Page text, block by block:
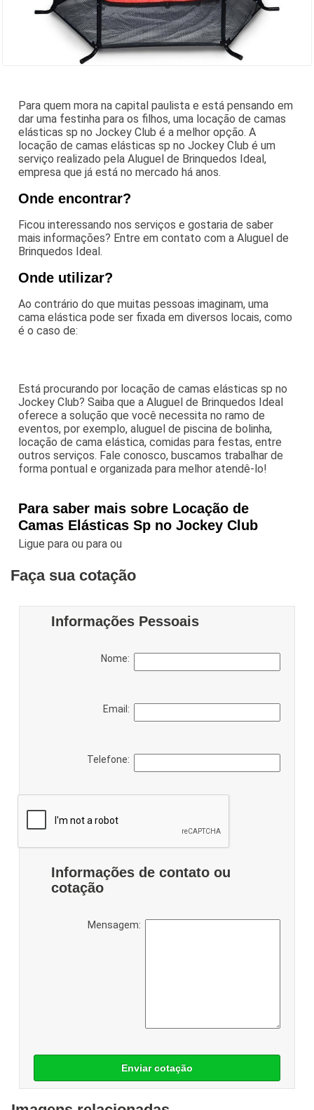
Para quem mora na capital paulista e está pensando em
dar uma festinha para os filhos, uma locação de camas
elásticas sp no Jockey Club é a melhor opção. A
locação de camas elásticas sp no Jockey Club é um
serviço realizado pela Aluguel de Brinquedos Ideal,
empresa que já está no mercado há anos.
Onde encontrar?
Ficou interessando nos serviços e gostaria de saber
mais informações? Entre em contato com a Aluguel de
Brinquedos Ideal.
Onde utilizar?
Ao contrário do que muitas pessoas imaginam, uma
cama elástica pode ser fixada em diversos locais, como
é o caso de:
Está procurando por locação de camas elásticas sp no
Jockey Club? Saiba que a Aluguel de Brinquedos Ideal
oferece a solução que você necessita no ramo de
eventos, por exemplo, aluguel de piscina de bolinha,
locação de cama elástica, comidas para festas, entre
outros serviços. Fale conosco, buscamos trabalhar de
forma pontual e organizada para melhor atendê-lo!
Para saber mais sobre Locação de
Camas Elásticas Sp no Jockey Club
Ligue paraou paraou
Faça sua cotação
Informações Pessoais
Nome:
Email:
Telefone:
Informações de contato ou
cotação
Mensagem:
Enviar cotação